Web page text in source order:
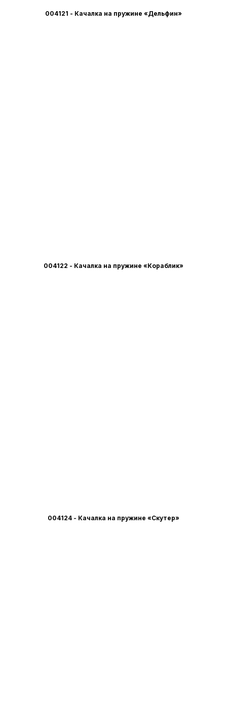
004121 - Качалка на пружине «Дельфин»
004122 - Качалка на пружине «Кораблик»
004124 - Качалка на пружине «Скутер»